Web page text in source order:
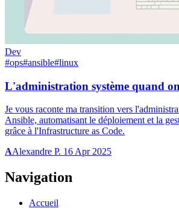
Dev
#ops#ansible#linux
L'administration système quand
Je vous raconte ma transition vers
Ansible, automatisant le déploiement et la
grâce à l'Infrastructure as Code.
AAlexandre P. 16 Apr 2025
Navigation
Accueil